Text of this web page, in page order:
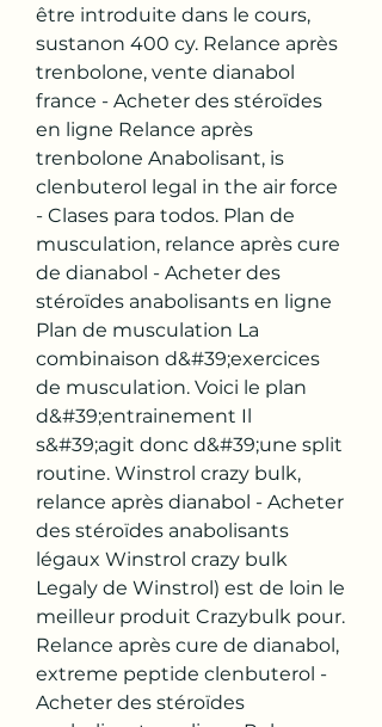
être introduite dans le cours,
sustanon 400 cy. Relance après
trenbolone, vente dianabol
france - Acheter des stéroïdes
en ligne Relance après
trenbolone Anabolisant, is
clenbuterol legal in the air force
- Clases para todos. Plan de
musculation, relance après cure
de dianabol - Acheter des
stéroïdes anabolisants en ligne
Plan de musculation La
combinaison d&#39;exercices
de musculation. Voici le plan
d&#39;entrainement Il
s&#39;agit donc d&#39;une split
routine. Winstrol crazy bulk,
relance après dianabol - Acheter
des stéroïdes anabolisants
légaux Winstrol crazy bulk
Legaly de Winstrol) est de loin le
meilleur produit Crazybulk pour.
Relance après cure de dianabol,
extreme peptide clenbuterol -
Acheter des stéroïdes